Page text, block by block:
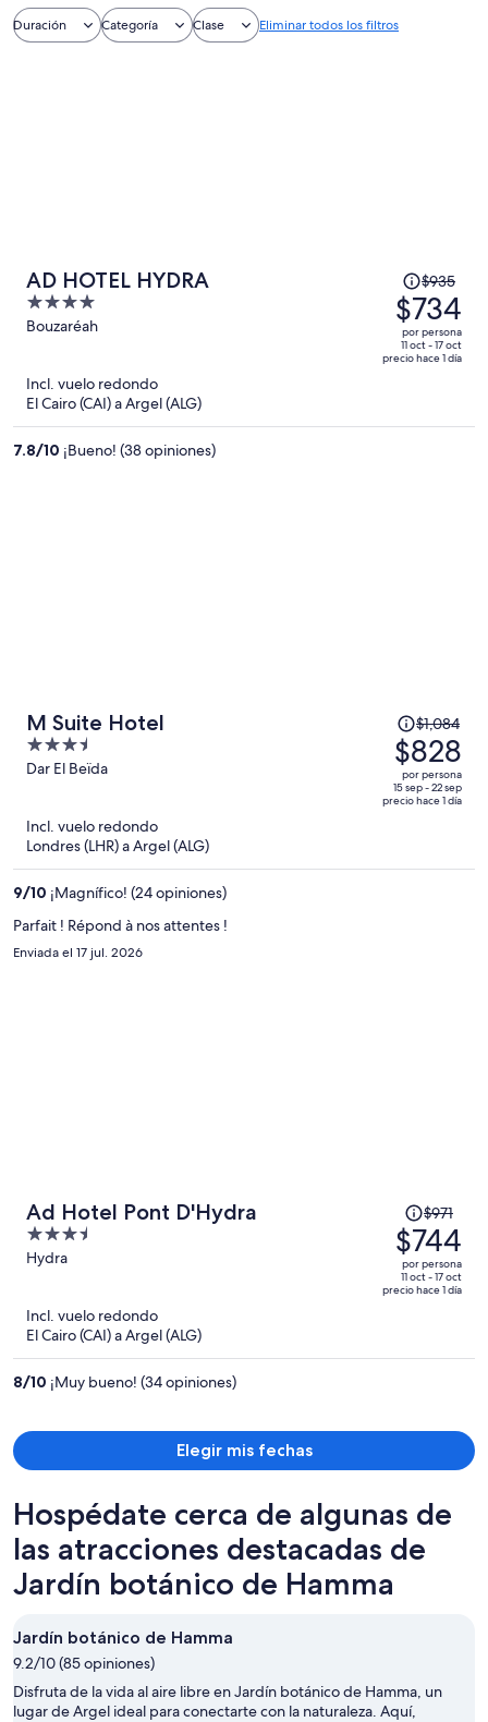
Duración Categoría Clase Eliminar todos los filtros
AD HOTEL HYDRA
4
out
Bouzaréah
El
precio
era
de
$935
$935
$734
por persona
11 oct - 17 oct
precio hace 1 día
Incl. vuelo redondo
El Cairo (CAI) a Argel (ALG)
7.8/10 ¡Bueno! (38 opiniones)
M Suite Hotel
3.5
out
5
Dar El Beïda
El
precio
era
de
$1,084
$1,084
$828
por persona
15 sep - 22 sep
precio hace 1 día
Incl. vuelo redondo
Londres (LHR) a Argel (ALG)
9/10 ¡Magnífico! (24 opiniones)
Parfait ! Répond à nos attentes !
Enviada el 17 jul. 2026
Ad Hotel Pont D'Hydra
3.5
out
Hydra
El
precio
era
de
$971
por
$971
$744
por persona
11 oct - 17 oct
precio hace 1 día
Incl. vuelo redondo
El Cairo (CAI) a Argel (ALG)
8/10 ¡Muy bueno! (34 opiniones)
Elegir mis fechas
Hospédate cerca de algunas de
las atracciones destacadas de
Jardín botánico de Hamma
Jardín botánico de Hamma
9.2/10 (85 opiniones)
Disfruta de la vida al aire libre en Jardín botánico de Hamma, un
lugar de Argel ideal para conectarte con la naturaleza. Aquí,